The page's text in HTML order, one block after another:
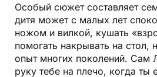
Особый сюжет составляет
дитя может с малых лет
ножом и вилкой, кушать
помогать накрывать на стол,
опыт многих поколений. Сам
руку тебе на плечо, когда ты